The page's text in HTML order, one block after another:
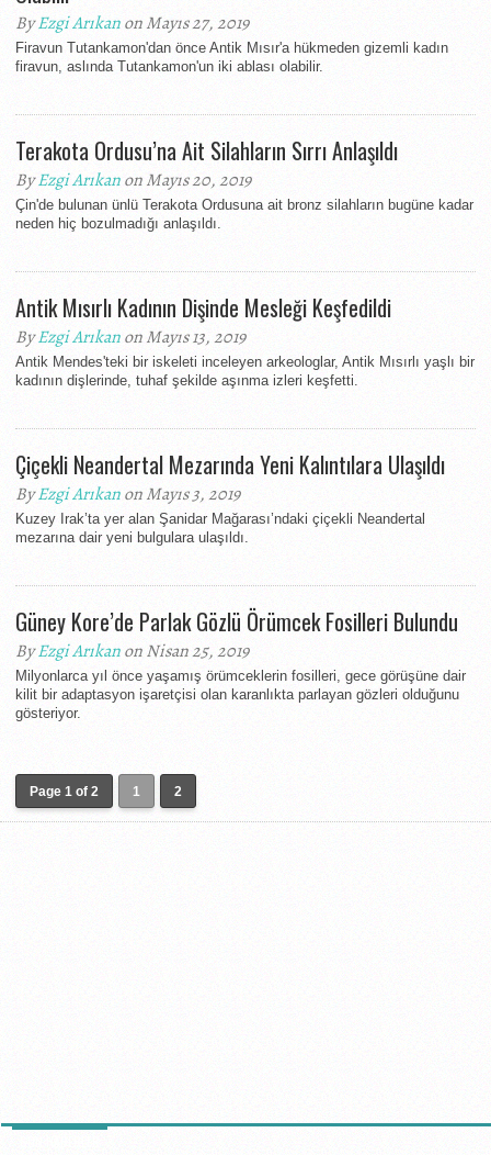
ByEzgi Arıkanon Mayıs 27, 2019
Firavun Tutankamon'dan önce Antik Mısır'a hükmeden gizemli kadın
firavun, aslında Tutankamon'un iki ablası olabilir.
Terakota Ordusu’na Ait Silahların Sırrı Anlaşıldı
ByEzgi Arıkanon Mayıs 20, 2019
Çin'de bulunan ünlü Terakota Ordusuna ait bronz silahların bugüne kadar
neden hiç bozulmadığı anlaşıldı.
Antik Mısırlı Kadının Dişinde Mesleği Keşfedildi
ByEzgi Arıkanon Mayıs 13, 2019
Antik Mendes'teki bir iskeleti inceleyen arkeologlar, Antik Mısırlı yaşlı bir
kadının dişlerinde, tuhaf şekilde aşınma izleri keşfetti.
Çiçekli Neandertal Mezarında Yeni Kalıntılara Ulaşıldı
ByEzgi Arıkanon Mayıs 3, 2019
Kuzey Irak’ta yer alan Şanidar Mağarası’ndaki çiçekli Neandertal
mezarına dair yeni bulgulara ulaşıldı.
Güney Kore’de Parlak Gözlü Örümcek Fosilleri Bulundu
ByEzgi Arıkanon Nisan 25, 2019
Milyonlarca yıl önce yaşamış örümceklerin fosilleri, gece görüşüne dair
kilit bir adaptasyon işaretçisi olan karanlıkta parlayan gözleri olduğunu
gösteriyor.
Page 1 of 2 1 2